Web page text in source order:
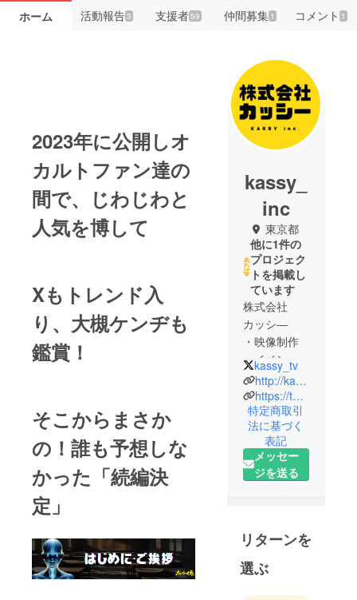
ホーム 活動報告3 支援者59 仲間募集 1 コメント 1
2023年に公開しオ
カルトファン達の
間で、じわじわと
人気を博して
Xもトレンド入
り、大槻ケンヂも
鑑賞！
そこからまさか
の！誰も予想しな
かった「続編決
定」
kassy_
inc
東京都
他に1件の
プロジェク
トを掲載し
ています
株式会社
カッシ―
・映像制作
・イベント
プロデュー
ス
・宣伝／配
給
kassy_tv
http://kassy-tv.com/
https://twitter.com/kassy_tv
特定商取引
法に基づく
表記
メッセー
ジを送る
リターンを
選ぶ